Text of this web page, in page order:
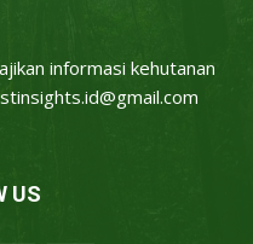
informasi kehutanan
US